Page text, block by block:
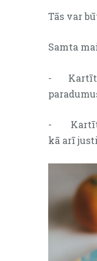
Tās var
Samta
-
-
kā arī